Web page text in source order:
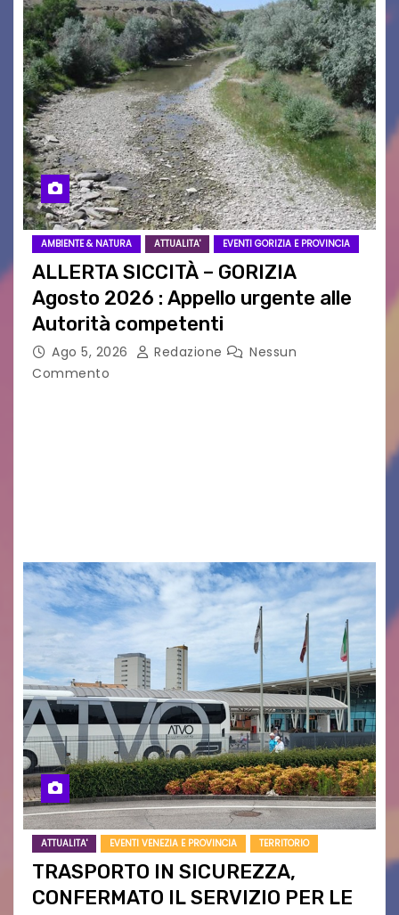
AMBIENTE & NATURA ATTUALITA' EVENTI GORIZIA E PROVINCIA
ALLERTA SICCITÀ – GORIZIA
Agosto 2026 : Appello urgente alle
Autorità competenti
Ago 5, 2026 Redazione
Nessun
Commento
ATTUALITA' EVENTI VENEZIA E PROVINCIA TERRITORIO
TRASPORTO IN SICUREZZA,
CONFERMATO IL SERVIZIO PER LE